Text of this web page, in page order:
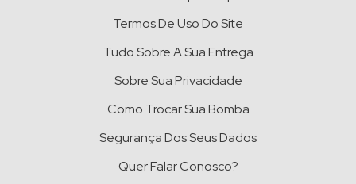
Termos De Uso Do Site
Tudo Sobre A Sua Entrega
Sobre Sua Privacidade
Como Trocar Sua Bomba
Segurança Dos Seus Dados
Quer Falar Conosco?